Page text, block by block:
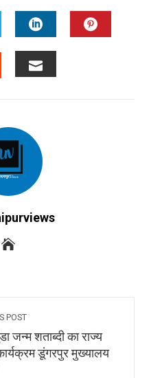
LINKEDIN
POST
जन्म शताब्दी का राज्य
डूंगरपुर मुख्यालय